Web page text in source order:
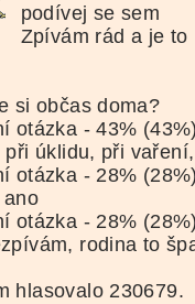
podívej se sem
Zpívám rád a je to
si občas doma?
otázka - 43%
při úklidu, při
otázka - 28%
ano
otázka - 28%
rodina to
hlasovalo 230679.